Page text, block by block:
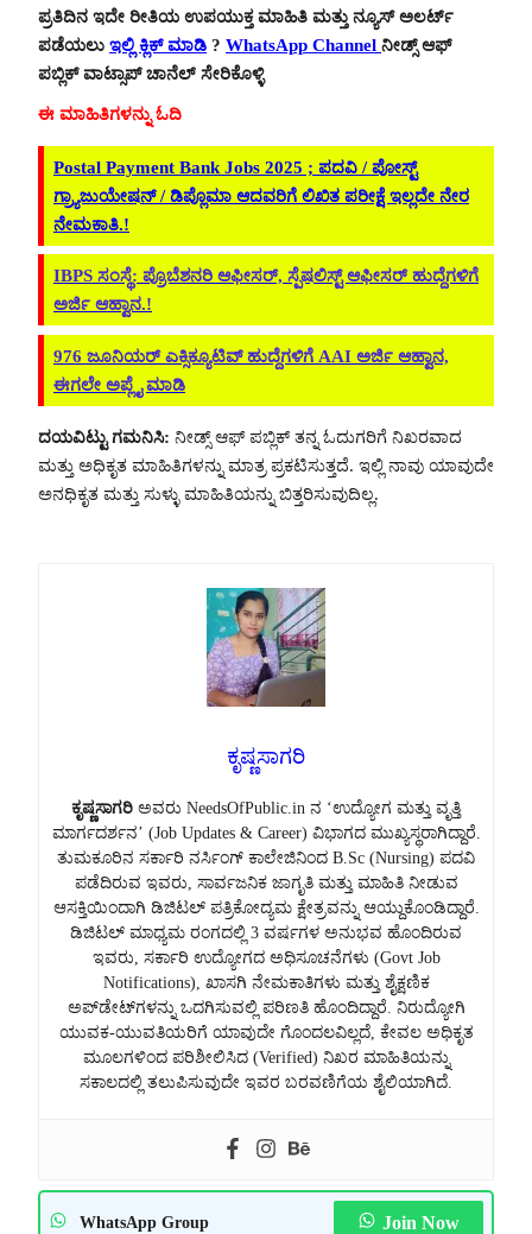
ಪ್ರತಿದಿನ ಇದೇ ರೀತಿಯ ಉಪಯುಕ್ತ ಮಾಹಿತಿ ಮತ್ತು ನ್ಯೂಸ್ ಅಲರ್ಟ್
ಪಡೆಯಲು ಇಲ್ಲಿ ಕ್ಲಿಕ್ ಮಾಡಿ ? WhatsApp Channel ನೀಡ್ಸ್ ಆಫ್
ಪಬ್ಲಿಕ್ ವಾಟ್ಸಾಪ್ ಚಾನೆಲ್ ಸೇರಿಕೊಳ್ಳಿ
ಈ ಮಾಹಿತಿಗಳನ್ನು ಓದಿ
Postal Payment Bank Jobs 2025 ; ಪದವಿ / ಪೋಸ್ಟ್
ಗ್ರ್ಯಾಜುಯೇಷನ್ / ಡಿಪ್ಲೊಮಾ ಆದವರಿಗೆ ಲಿಖಿತ ಪರೀಕ್ಷೆ ಇಲ್ಲದೇ ನೇರ
ನೇಮಕಾತಿ.!
IBPS ಸಂಸ್ಥೆ: ಪ್ರೊಬೆಶನರಿ ಆಫೀಸರ್‌, ಸ್ಪೆಷಲಿಸ್ಟ್‌ ಆಫೀಸರ್‌ ಹುದ್ದೆಗಳಿಗೆ
ಅರ್ಜಿ ಆಹ್ವಾನ.!
976 ಜೂನಿಯರ್ ಎಕ್ಸಿಕ್ಯೂಟಿವ್ ಹುದ್ದೆಗಳಿಗೆ AAI ಅರ್ಜಿ ಆಹ್ವಾನ,
ಈಗಲೇ ಅಪ್ಲೈ ಮಾಡಿ
ದಯವಿಟ್ಟು ಗಮನಿಸಿ: ನೀಡ್ಸ್ ಆಫ್ ಪಬ್ಲಿಕ್ ತನ್ನ ಓದುಗರಿಗೆ ನಿಖರವಾದ
ಮತ್ತು ಅಧಿಕೃತ ಮಾಹಿತಿಗಳನ್ನು ಮಾತ್ರ ಪ್ರಕಟಿಸುತ್ತದೆ. ಇಲ್ಲಿ ನಾವು ಯಾವುದೇ
ಅನಧಿಕೃತ ಮತ್ತು ಸುಳ್ಳು ಮಾಹಿತಿಯನ್ನು ಬಿತ್ತರಿಸುವುದಿಲ್ಲ.
ಕೃಷ್ಣಸಾಗರಿ
ಕೃಷ್ಣಸಾಗರಿ ಅವರು NeedsOfPublic.in ನ ‘ಉದ್ಯೋಗ ಮತ್ತು ವೃತ್ತಿ
ಮಾರ್ಗದರ್ಶನ’ (Job Updates & Career) ವಿಭಾಗದ ಮುಖ್ಯಸ್ಥರಾಗಿದ್ದಾರೆ.
ತುಮಕೂರಿನ ಸರ್ಕಾರಿ ನರ್ಸಿಂಗ್ ಕಾಲೇಜಿನಿಂದ B.Sc (Nursing) ಪದವಿ
ಪಡೆದಿರುವ ಇವರು, ಸಾರ್ವಜನಿಕ ಜಾಗೃತಿ ಮತ್ತು ಮಾಹಿತಿ ನೀಡುವ
ಆಸಕ್ತಿಯಿಂದಾಗಿ ಡಿಜಿಟಲ್ ಪತ್ರಿಕೋದ್ಯಮ ಕ್ಷೇತ್ರವನ್ನು ಆಯ್ದುಕೊಂಡಿದ್ದಾರೆ.
ಡಿಜಿಟಲ್ ಮಾಧ್ಯಮ ರಂಗದಲ್ಲಿ 3 ವರ್ಷಗಳ ಅನುಭವ ಹೊಂದಿರುವ
ಇವರು, ಸರ್ಕಾರಿ ಉದ್ಯೋಗದ ಅಧಿಸೂಚನೆಗಳು (Govt Job
Notifications), ಖಾಸಗಿ ನೇಮಕಾತಿಗಳು ಮತ್ತು ಶೈಕ್ಷಣಿಕ
ಅಪ್‌ಡೇಟ್‌ಗಳನ್ನು ಒದಗಿಸುವಲ್ಲಿ ಪರಿಣತಿ ಹೊಂದಿದ್ದಾರೆ. ನಿರುದ್ಯೋಗಿ
ಯುವಕ-ಯುವತಿಯರಿಗೆ ಯಾವುದೇ ಗೊಂದಲವಿಲ್ಲದೆ, ಕೇವಲ ಅಧಿಕೃತ
ಮೂಲಗಳಿಂದ ಪರಿಶೀಲಿಸಿದ (Verified) ನಿಖರ ಮಾಹಿತಿಯನ್ನು
ಸಕಾಲದಲ್ಲಿ ತಲುಪಿಸುವುದೇ ಇವರ ಬರವಣಿಗೆಯ ಶೈಲಿಯಾಗಿದೆ.
WhatsApp Group Join Now